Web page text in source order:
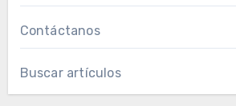
Contáctanos
Buscar artículos